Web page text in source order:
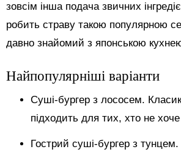
зовсім інша подача звичних
робить страву такою популярною
давно знайомий з японською
Найпопулярніші варіанти
Суші-бургер з лососем.
підходить для тих, хто не
Гострий суші-бургер з